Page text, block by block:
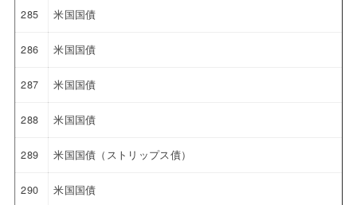
285 米国国債
286 米国国債
287 米国国債
288 米国国債
289 米国国債（ストリップス債）
290 米国国債